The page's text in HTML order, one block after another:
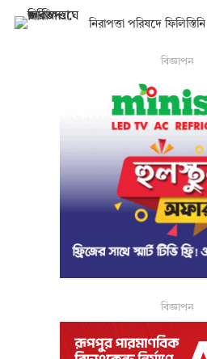
নিরাপত্তা পরিষদে
বিজ্ঞাপন
বিজ্ঞাপন